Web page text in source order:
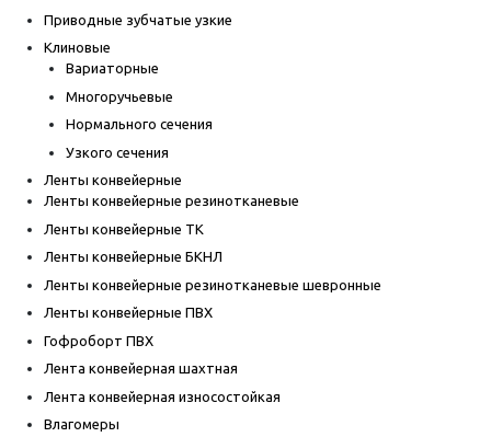
Приводные зубчатые узкие
Клиновые
Вариаторные
Многоручьевые
Нормального сечения
Узкого сечения
Ленты конвейерные
Ленты конвейерные резинотканевые
Ленты конвейерные ТК
Ленты конвейерные БКНЛ
Ленты конвейерные резинотканевые шевронные
Ленты конвейерные ПВХ
Гофроборт ПВХ
Лента конвейерная шахтная
Лента конвейерная износостойкая
Влагомеры